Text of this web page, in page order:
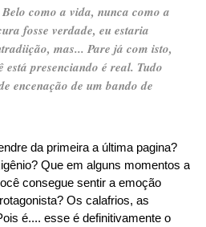
como a vida, nunca como a
fosse verdade, eu estaria
mas... Pare já com isto,
presenciando é real. Tudo
encenação de um bando de
da primeira a última pagina?
Que em alguns momentos a
consegue sentir a emoção
Os calafrios, as
é.... esse é definitivamente o